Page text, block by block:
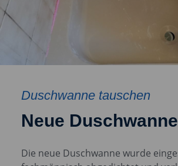
Duschwanne tauschen
Neue Duschwanne
Die neue Duschwanne wurde